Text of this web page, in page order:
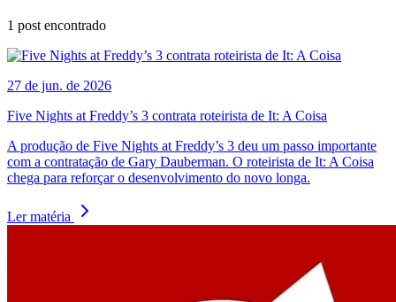
1 post encontrado
27 de jun. de 2026
Five Nights at Freddy’s 3 contrata roteirista de It: A Coisa
A produção de Five Nights at Freddy’s 3 deu um passo importante
com a contratação de Gary Dauberman. O roteirista de It: A Coisa
chega para reforçar o desenvolvimento do novo longa.
Ler matéria